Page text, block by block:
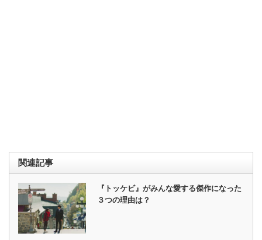
関連記事
『トッケビ』がみんな愛する傑作になった
３つの理由は？